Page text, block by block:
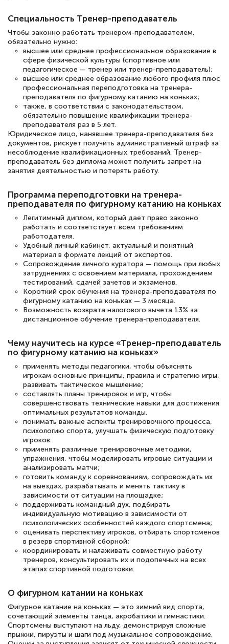
Знаток города 5 уровня
11 марта 2026
Всем добрый день! Я прошла курс
повышени каалификации по
специальности «Тренер-преподаватель
по тяжелой атлетике»! Хочется
подчеркуть, что при обращении
оперативно связались со мной
специалисты, ответили на все
интересующие вопросы и в течении
двух…
Светлана К
Знаток города 7 уровня
10 марта 2026
Оставила заявку на обучение онлайн, мне
быстро ответили, разъяснили все детали.
Обучение понравилось: огромное
количество тематической литературы,
прохождения курса, удобная система
аттестации, проблем не возникло ни на
каком этапе…
Специальность Тренер-преподаватель
Чтобы законно работать тренером-преподавателем,
обязательно нужно:
высшее или среднее профессиональное образование в
сфере физической культуры (спортивное или
педагогическое — тренер или тренер-преподаватель);
высшее или среднее образование любого профиля плюс
профессиональная переподготовка на тренера-
преподавателя по фигурному катанию на коньках;
также, в соответствии с законодательством,
обязательно повышение квалификации тренера-
преподавателя раз в 5 лет.
Юридическое лицо, нанявшее тренера-преподавателя без
документов, рискует получить административный штраф за
несоблюдение квалификационных требований. Тренер-
преподаватель без диплома может получить запрет на
занятия деятельностью и потерять работу.
Программа переподготовки на тренера-
преподавателя по фигурному катанию на коньках
Легитимный диплом, который дает право законно
работать и соответствует всем требованиям
работодателя.
Удобный личный кабинет, актуальный и понятный
материал в формате лекций от экспертов.
Сопровождение личного куратора — помощь при любых
затруднениях с освоением материала, прохождением
тестирований, сдачей зачетов и экзаменов.
Короткий срок обучения на тренера-преподавателя по
фигурному катанию на коньках — 3 месяца.
Возможность возврата налогового вычета 13% за
дистанционное обучение тренера-преподавателя.
Чему научитесь на курсе «Тренер-преподаватель
по фигурному катанию на коньках»
применять методы педагогики, чтобы объяснять
игрокам основные принципы, правила и стратегию игры,
развивать тактическое мышление;
составлять планы тренировок и игр, чтобы
совершенствовать технические навыки для достижения
оптимальных результатов команды.
понимать важные аспекты тренировочного процесса,
психологию спорта, улучшать физическую подготовку
игроков.
применять различные тренировочные методики,
упражнения, чтобы моделировать игровые ситуации и
анализировать матчи;
готовить команду к соревнованиям, сопровождать их
на выездах, разрабатывать и менять тактику в
зависимости от ситуации на площадке;
поддерживать командный дух, подбирать
индивидуальную мотивацию в зависимости от
психологических особенностей каждого спортсмена;
оценивать перспективу игроков, отбирать спортсменов
в резерв спортивной сборной;
координировать и налаживать совместную работу
тренеров, консультировать их и подопечных на всех
этапах спортивной подготовки.
О фигурном катании на коньках
Фигурное катание на коньках — это зимний вид спорта,
сочетающий элементы танца, акробатики и гимнастики.
Спортсмены выступают на льду, демонстрируя сложные
прыжки, пируэты и шаги под музыкальное сопровождение.